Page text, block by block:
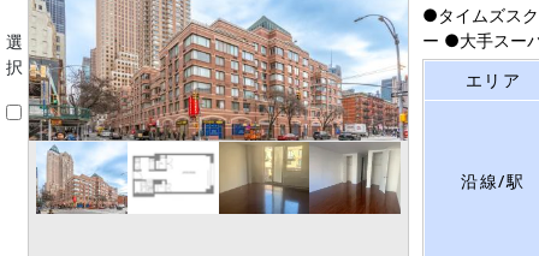
選
択
●タイムズス
ー ●大手スー
エリア
沿線/駅